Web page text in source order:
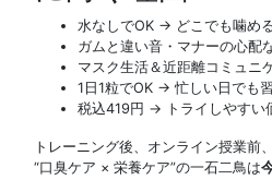
水なしでOK → どこでも噛め
ガムと違い音・マナーの心配
マスク生活＆近距離コミュニ
1日1粒でOK → 忙しい日でも
税込419円 → トライしやすい
トレーニング後、オンライン授業前
“口臭ケア × 栄養ケア”の一石二鳥は